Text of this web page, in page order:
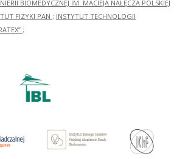
BIOMEDYCZNEJ IM. MACIEJA NAŁĘCZA POLSKIEJ
FIZYKI PAN ; INSTYTUT TECHNOLOGII
;